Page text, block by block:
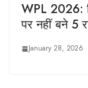
WPL 2026:
पर नहीं बने 5
January 28, 2026